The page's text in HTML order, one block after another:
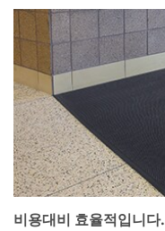
비용대비 효율적입니다.